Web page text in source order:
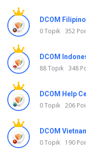
DCOM
0 Topik 352
DCOM
88 Topik 348
DCOM Help
0 Topik 206
DCOM
0 Topik 190